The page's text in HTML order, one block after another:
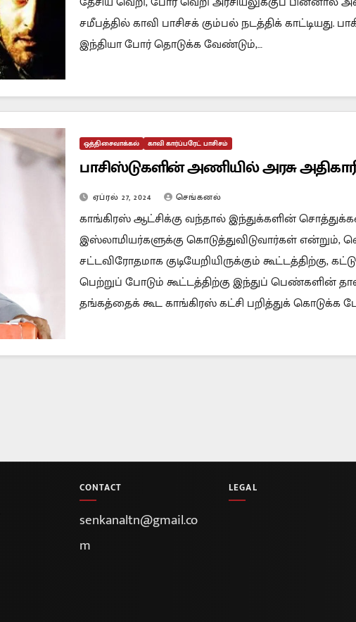
சமீபத்தில் காவி பாசிசக் கும்பல் நடத்திக் காட்டியது.
இந்தியா போர் தொடுக்க வேண்டும்,…
ஒத்திசைவாக்கல் காவி கார்ப்பரேட் பாசிசம்
பாசிஸ்டுகளின் அணியில் அரசு
ஏப்ரல் 27, 2024 செங்கனல்
காங்கிரஸ் ஆட்சிக்கு வந்தால் இந்துக்களின்
இஸ்லாமியர்களுக்கு கொடுத்துவிடுவார்கள் என்றும்,
சட்டவிரோதமாக குடியேறியிருக்கும் கூட்டத்திற்கு,
பெற்றுப் போடும் கூட்டத்திற்கு இந்துப் பெண்களின்
தங்கத்தைக் கூட காங்கிரஸ் கட்சி பறித்துக் கொடுக்க
CONTACT
senkanaltn@gmail.co
m
LEGAL